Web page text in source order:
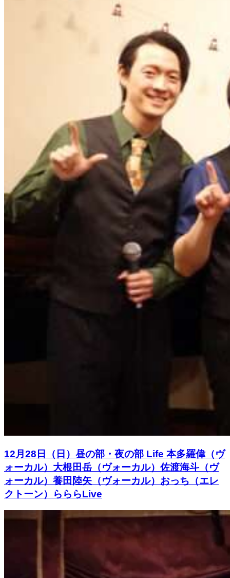
12月28日（日）昼の部・夜の部 Life 本多羅偉（ヴ
ォーカル）大根田岳（ヴォーカル）佐渡海斗（ヴ
ォーカル）養田陸矢（ヴォーカル）おっち（エレ
クトーン）らららLive